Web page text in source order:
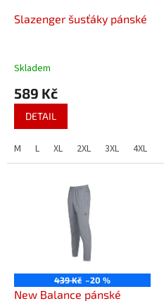
Slazenger šusťáky pánské
Skladem
589 Kč
DETAIL
M L XL 2XL 3XL 4XL
439 Kč –20 %
New Balance pánské